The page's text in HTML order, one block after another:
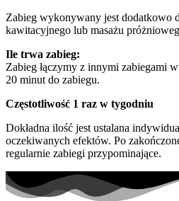
Zabieg wykonywany jest dodatkowo
kawitacyjnego lub masażu
Ile trwa zabieg:
Zabieg łączymy z innymi zabiegami
20 minut do zabiegu.
Częstotliwość 1 raz w tygodniu
Dokładna ilość jest ustalana
oczekiwanych efektów. Po
regularnie zabiegi przypominające.